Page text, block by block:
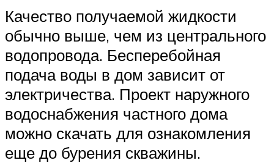
Качество получаемой жидкости
обычно выше, чем из центрального
водопровода. Бесперебойная
подача воды в дом зависит от
электричества. Проект наружного
водоснабжения частного дома
можно скачать для ознакомления
еще до бурения скважины.